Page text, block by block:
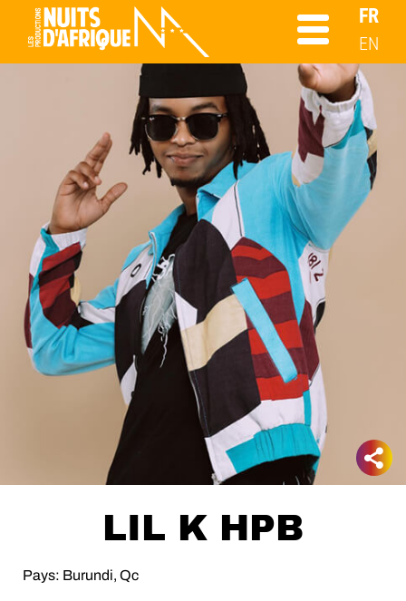
FR
EN
LIL K HPB
Pays: Burundi, Qc